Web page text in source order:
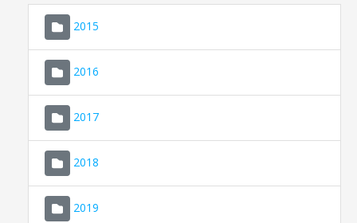
2015
2016
2017
2018
2019